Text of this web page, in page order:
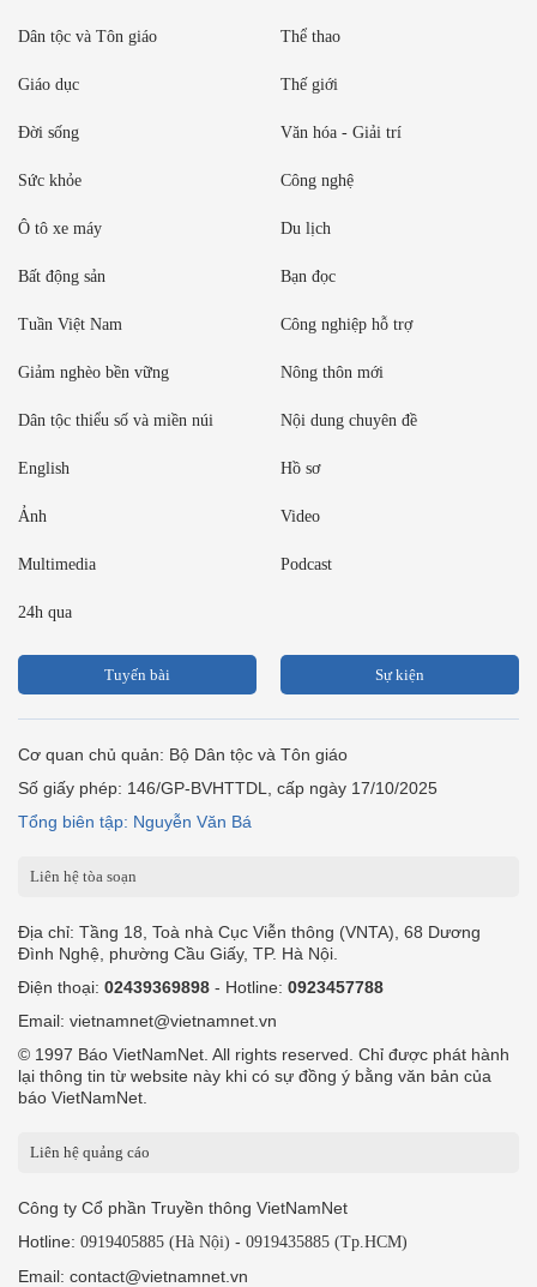
Dân tộc và Tôn giáo Thể thao
Giáo dục Thế giới
Đời sống Văn hóa - Giải trí
Sức khỏe Công nghệ
Ô tô xe máy Du lịch
Bất động sản Bạn đọc
Tuần Việt Nam Công nghiệp hỗ trợ
Giảm nghèo bền vững Nông thôn mới
Dân tộc thiểu số và miền núi Nội dung chuyên đề
English Hồ sơ
Ảnh Video
Multimedia Podcast
24h qua
Tuyến bài Sự kiện
Cơ quan chủ quản: Bộ Dân tộc và Tôn giáo
Số giấy phép: 146/GP-BVHTTDL, cấp ngày 17/10/2025
Tổng biên tập: Nguyễn Văn Bá
Liên hệ tòa soạn
Địa chỉ: Tầng 18, Toà nhà Cục Viễn thông (VNTA), 68 Dương
Đình Nghệ, phường Cầu Giấy, TP. Hà Nội.
Điện thoại: 02439369898 - Hotline: 0923457788
Email: vietnamnet@vietnamnet.vn
© 1997 Báo VietNamNet. All rights reserved. Chỉ được phát hành
lại thông tin từ website này khi có sự đồng ý bằng văn bản của
báo VietNamNet.
Liên hệ quảng cáo
Công ty Cổ phần Truyền thông VietNamNet
Hotline: 0919405885 (Hà Nội) - 0919435885 (Tp.HCM)
Email: contact@vietnamnet.vn